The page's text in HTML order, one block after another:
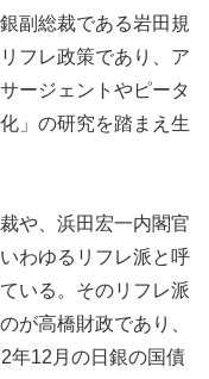
副総裁である岩田規
フレ政策であり、ア
ージェントやピータ
」の研究を踏まえ生
や、浜田宏一内閣官
わゆるリフレ派と呼
いる。そのリフレ派
が高橋財政であり、
年12月の日銀の国債